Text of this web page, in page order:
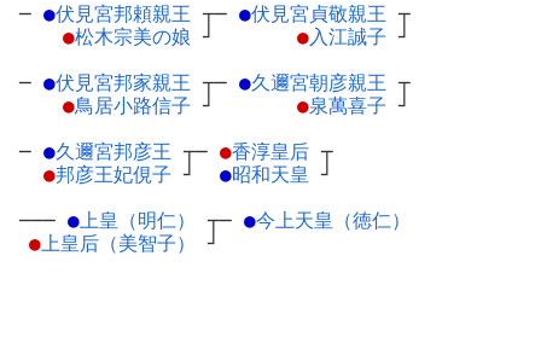
─ ●伏見宮邦頼親王 ┬
●松木宗美の娘 ┘
─ ●伏見宮貞敬親王 ┬
●入江誠子 ┘
─ ●伏見宮邦家親王 ┬
●鳥居小路信子 ┘
─ ●久邇宮朝彦親王 ┬
●泉萬喜子 ┘
─ ●久邇宮邦彦王 ┬
●邦彦王妃俔子 ┘
─ ●香淳皇后 ┬
●昭和天皇 ┘
─── ●上皇（明仁）
┬
●上皇后（美智子） ┘
─ ●今上天皇（徳仁）